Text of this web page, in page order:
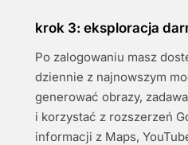
krok 3: eksploracja
Po zalogowaniu masz
dziennie z najnowszym
generować obrazy,
i korzystać z rozszerzeń
informacji z Maps,